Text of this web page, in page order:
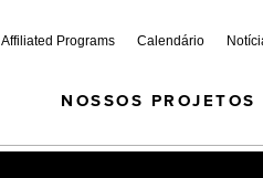
Affiliated Programs Calendário
NOSSOS PROJETOS